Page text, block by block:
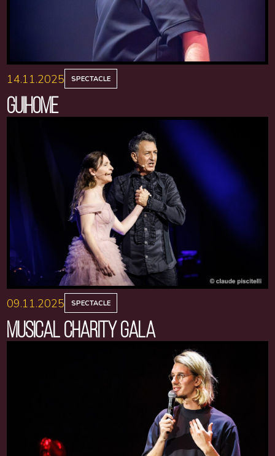
14.11.2025 SPECTACLE
GUIHOME
09.11.2025 SPECTACLE
MUSICAL CHARITY GALA